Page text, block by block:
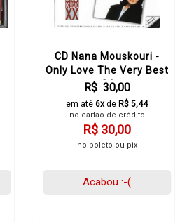
CD Nana Mouskouri -
Only Love The Very Best
Of
R$ 30,00
em até 6xde R$ 5,44
no cartão de crédito
R$ 30,00
no boleto ou pix
Acabou :-(